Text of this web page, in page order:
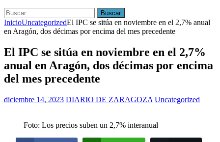
Buscar:
InicioUncategorizedEl IPC se sitúa en noviembre en el 2,7% anual
en Aragón, dos décimas por encima del mes precedente
El IPC se sitúa en noviembre en el 2,7%
anual en Aragón, dos décimas por encima
del mes precedente
diciembre 14, 2023 DIARIO DE ZARAGOZA Uncategorized
Foto: Los precios suben un 2,7% interanual